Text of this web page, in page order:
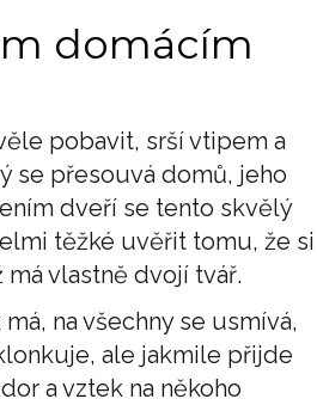
domácím
pobavit, srší vtipem a
se přesouvá domů, jeho
dveří se tento skvělý
těžké uvěřit tomu, že si
vlastně dvojí tvář.
na všechny se usmívá,
ale jakmile přijde
a vztek na někoho